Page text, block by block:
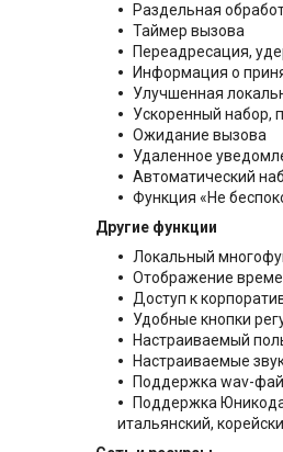
Раздельная
Таймер вызова
Переадресация,
Информация о
Улучшенная
Ускоренный набор,
Ожидание вызова
Удаленное
Автоматический
Функция «Не
Другие функции
Локальный
Отображение
Доступ к
Удобные кнопки
Настраиваемый
Настраиваемые
Поддержка wav-
Поддержка
итальянский,